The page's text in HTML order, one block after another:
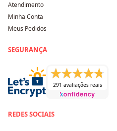
Atendimento
Minha Conta
Meus Pedidos
SEGURANÇA
291 avaliações reais
REDES SOCIAIS